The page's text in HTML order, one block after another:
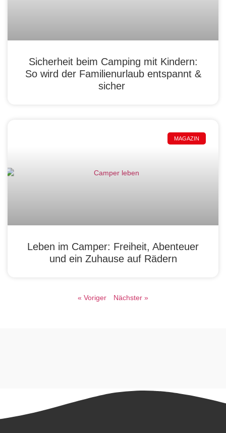
Sicherheit beim Camping mit Kindern:
So wird der Familienurlaub entspannt &
sicher
MAGAZIN
Leben im Camper: Freiheit, Abenteuer
und ein Zuhause auf Rädern
« Voriger Nächster »